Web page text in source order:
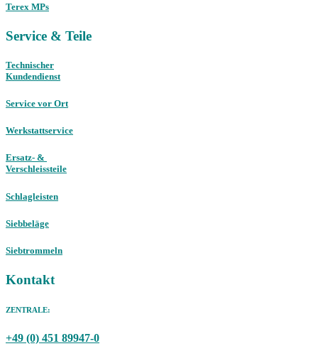
Terex MPs
Service & Teile
Technischer
Kundendienst
Service vor Ort
Werkstattservice
Ersatz- &
Verschleissteile
Schlagleisten
Siebbeläge
Siebtrommeln
Kontakt
ZENTRALE:
+49 (0) 451 89947-0